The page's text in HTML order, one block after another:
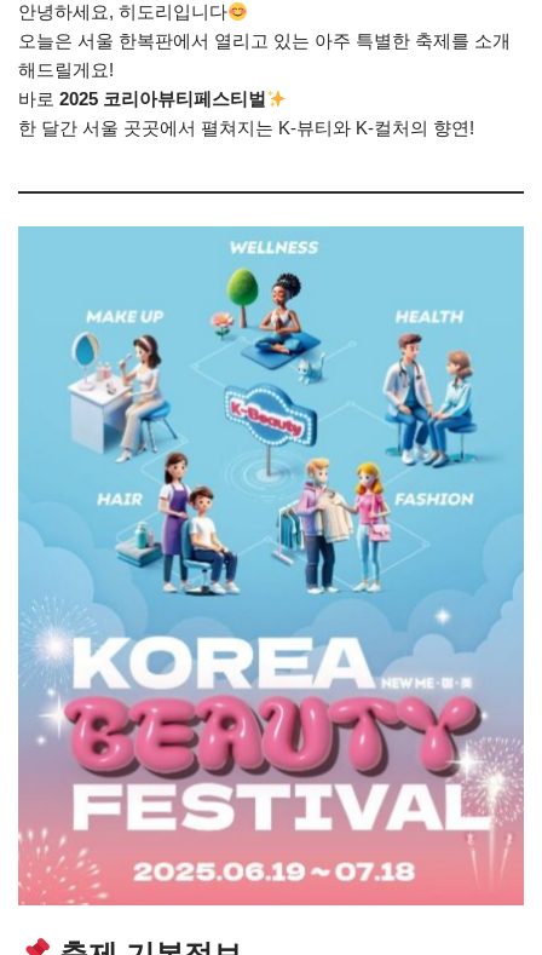
안녕하세요, 히도리입니다
오늘은 서울 한복판에서 열리고 있는 아주 특별한 축제를 소개
해드릴게요!
바로 2025 코리아뷰티페스티벌
한 달간 서울 곳곳에서 펼쳐지는 K-뷰티와 K-컬처의 향연!